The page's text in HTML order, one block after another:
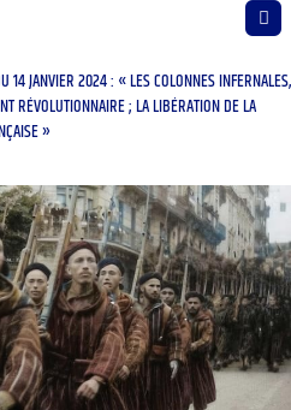
14 JANVIER 2024 : « LES COLONNES INFERNALES,
RÉVOLUTIONNAIRE ; LA LIBÉRATION DE LA
»